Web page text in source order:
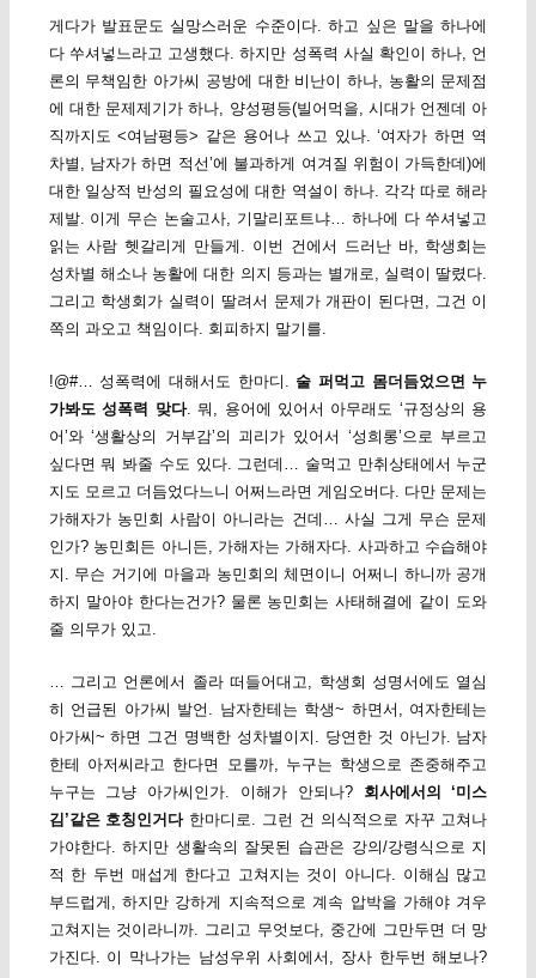
게다가 발표문도 실망스러운 수준이다. 하고 싶은 말을 하나에
다 쑤셔넣느라고 고생했다. 하지만 성폭력 사실 확인이 하나, 언
론의 무책임한 아가씨 공방에 대한 비난이 하나, 농활의 문제점
에 대한 문제제기가 하나, 양성평등(빌어먹을, 시대가 언젠데 아
직까지도 <여남평등> 같은 용어나 쓰고 있나. ‘여자가 하면 역
차별, 남자가 하면 적선’에 불과하게 여겨질 위험이 가득한데)에
대한 일상적 반성의 필요성에 대한 역설이 하나. 각각 따로 해라
제발. 이게 무슨 논술고사, 기말리포트냐… 하나에 다 쑤셔넣고
읽는 사람 헷갈리게 만들게. 이번 건에서 드러난 바, 학생회는
성차별 해소나 농활에 대한 의지 등과는 별개로, 실력이 딸렸다.
그리고 학생회가 실력이 딸려서 문제가 개판이 된다면, 그건 이
쪽의 과오고 책임이다. 회피하지 말기를.
!@#… 성폭력에 대해서도 한마디. 술 퍼먹고 몸더듬었으면 누
가봐도 성폭력 맞다. 뭐, 용어에 있어서 아무래도 ‘규정상의 용
어’와 ‘생활상의 거부감’의 괴리가 있어서 ‘성희롱’으로 부르고
싶다면 뭐 봐줄 수도 있다. 그런데… 술먹고 만취상태에서 누군
지도 모르고 더듬었다느니 어쩌느라면 게임오버다. 다만 문제는
가해자가 농민회 사람이 아니라는 건데… 사실 그게 무슨 문제
인가? 농민회든 아니든, 가해자는 가해자다. 사과하고 수습해야
지. 무슨 거기에 마을과 농민회의 체면이니 어쩌니 하니까 공개
하지 말아야 한다는건가? 물론 농민회는 사태해결에 같이 도와
줄 의무가 있고.
… 그리고 언론에서 졸라 떠들어대고, 학생회 성명서에도 열심
히 언급된 아가씨 발언. 남자한테는 학생~ 하면서, 여자한테는
아가씨~ 하면 그건 명백한 성차별이지. 당연한 것 아닌가. 남자
한테 아저씨라고 한다면 모를까, 누구는 학생으로 존중해주고
누구는 그냥 아가씨인가. 이해가 안되나? 회사에서의 ‘미스
김’같은 호칭인거다한마디로. 그런 건 의식적으로 자꾸 고쳐나
가야한다. 하지만 생활속의 잘못된 습관은 강의/강령식으로 지
적 한 두번 매섭게 한다고 고쳐지는 것이 아니다. 이해심 많고
부드럽게, 하지만 강하게 지속적으로 계속 압박을 가해야 겨우
고쳐지는 것이라니까. 그리고 무엇보다, 중간에 그만두면 더 망
가진다. 이 막나가는 남성우위 사회에서, 장사 한두번 해보나?